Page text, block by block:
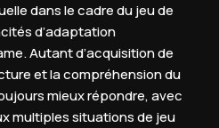
dans le cadre du jeu de
d’adaptation
Autant d’acquisition de
et la compréhension du
mieux répondre, avec
multiples situations de jeu